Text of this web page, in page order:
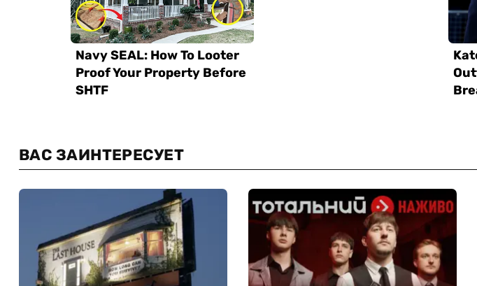
ВАС ЗАИНТЕРЕСУЕТ